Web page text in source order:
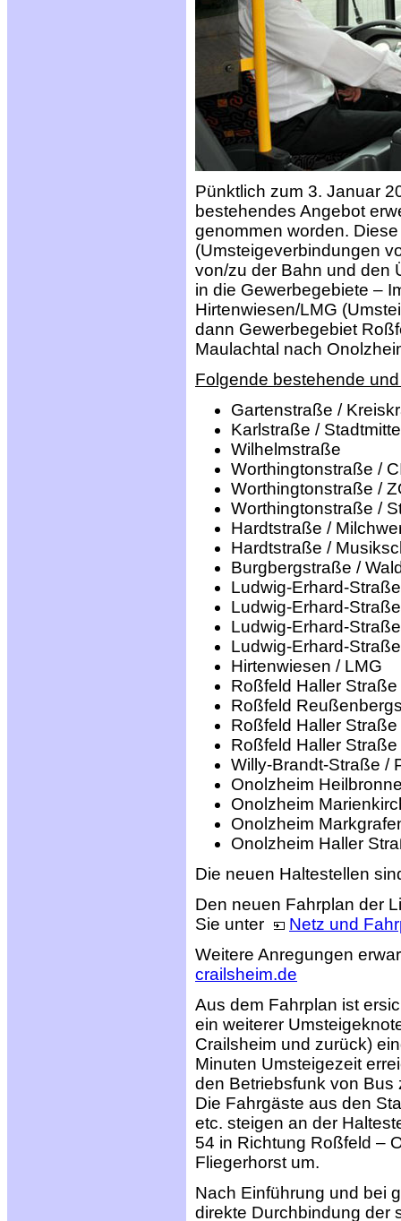
Pünktlich zum 3. Januar
bestehendes Angebot
genommen worden.
(Umsteigeverbindungen
von/zu der Bahn und den
in die Gewerbegebiete –
Hirtenwiesen/LMG
dann Gewerbegebiet
Maulachtal nach
Folgende bestehende
Gartenstraße /
Karlstraße / Stadtmitte
Wilhelmstraße
Worthingtonstraße /
Worthingtonstraße /
Worthingtonstraße /
Hardtstraße /
Hardtstraße /
Burgbergstraße /
Ludwig-Erhard-
Ludwig-Erhard-
Ludwig-Erhard-
Ludwig-Erhard-
Hirtenwiesen / LMG
Roßfeld Haller
Roßfeld
Roßfeld Haller
Roßfeld Haller
Willy-Brandt-Straße /
Onolzheim
Onolzheim
Onolzheim
Onolzheim Haller
Die neuen Haltestellen
Den neuen Fahrplan der
Sie unter
Netz und
Weitere Anregungen
crailsheim.de
Aus dem Fahrplan ist
ein weiterer
Crailsheim und zurück)
Minuten Umsteigezeit
den Betriebsfunk von
Die Fahrgäste aus den
etc. steigen an der
54 in Richtung Roßfeld –
Fliegerhorst um.
Nach Einführung und bei
direkte Durchbindung der